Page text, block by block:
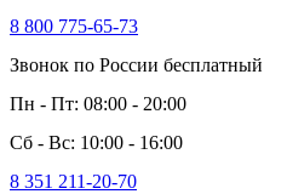
8 800 775-65-73
Звонок по России бесплатный
Пн - Пт: 08:00 - 20:00
Сб - Вс: 10:00 - 16:00
8 351 211-20-70